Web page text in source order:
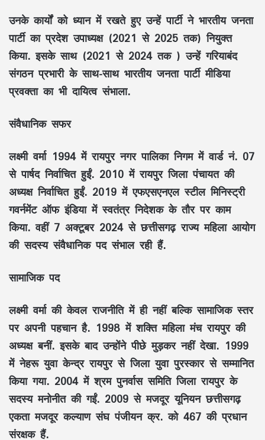
उनके कार्यों को ध्यान में रखते हुए उन्हें पार्टी ने भारतीय जनता
पार्टी का प्रदेश उपाध्यक्ष (2021 से 2025 तक) नियुक्त
किया. इसके साथ (2021 से 2024 तक ) उन्हें गरियाबंद
संगठन प्रभारी के साथ-साथ भारतीय जनता पार्टी मीडिया
प्रवक्ता का भी दायित्व संभाला.
संवैधानिक सफर
लक्ष्मी वर्मा 1994 में रायपुर नगर पालिका निगम में वार्ड नं. 07
से पार्षद निर्वाचित हुईं. 2010 में रायपुर जिला पंचायत की
अध्यक्ष निर्वाचित हुईं. 2019 में एफएसएनएल स्टील मिनिस्ट्री
गवर्नमेंट ऑफ इंडिया में स्वतंत्र निदेशक के तौर पर काम
किया. वहीं 7 अक्टूबर 2024 से छत्तीसगढ़ राज्य महिला आयोग
की सदस्य संवैधानिक पद संभाल रही हैं.
सामाजिक पद
लक्ष्मी वर्मा की केवल राजनीति में ही नहीं बल्कि सामाजिक स्तर
पर अपनी पहचान है. 1998 में शक्ति महिला मंच रायपुर की
अध्यक्ष बनीं. इसके बाद उन्होंने पीछे मुड़कर नहीं देखा. 1999
में नेहरू युवा केन्द्र रायपुर से जिला युवा पुरस्कार से सम्मानित
किया गया. 2004 में श्रम पुनर्वास समिति जिला रायपुर के
सदस्य मनोनीत की गईं. 2009 से मजदूर यूनियन छत्तीसगढ़
एकता मजदूर कल्याण संघ पंजीयन क्र. को 467 की प्रधान
संरक्षक हैं.